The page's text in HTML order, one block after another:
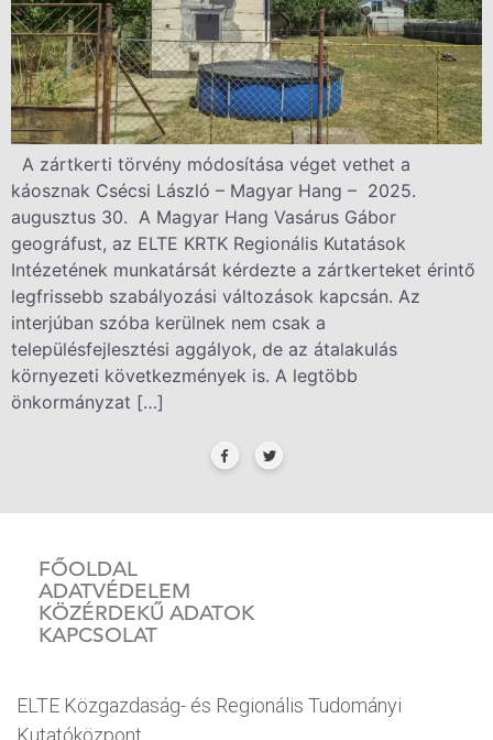
A zártkerti törvény módosítása véget vethet a
káosznak Csécsi László – Magyar Hang – 2025.
augusztus 30. A Magyar Hang Vasárus Gábor
geográfust, az ELTE KRTK Regionális Kutatások
Intézetének munkatársát kérdezte a zártkerteket érintő
legfrissebb szabályozási változások kapcsán. Az
interjúban szóba kerülnek nem csak a
településfejlesztési aggályok, de az átalakulás
környezeti következmények is. A legtöbb
önkormányzat […]
FŐOLDAL
ADATVÉDELEM
KÖZÉRDEKŰ ADATOK
KAPCSOLAT
ELTE Közgazdaság- és Regionális Tudományi
Kutatóközpont